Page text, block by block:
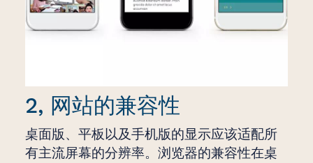
2, 网站的兼容性
桌面版、平板以及手机版的显示应该适配所
有主流屏幕的分辨率。浏览器的兼容性在桌